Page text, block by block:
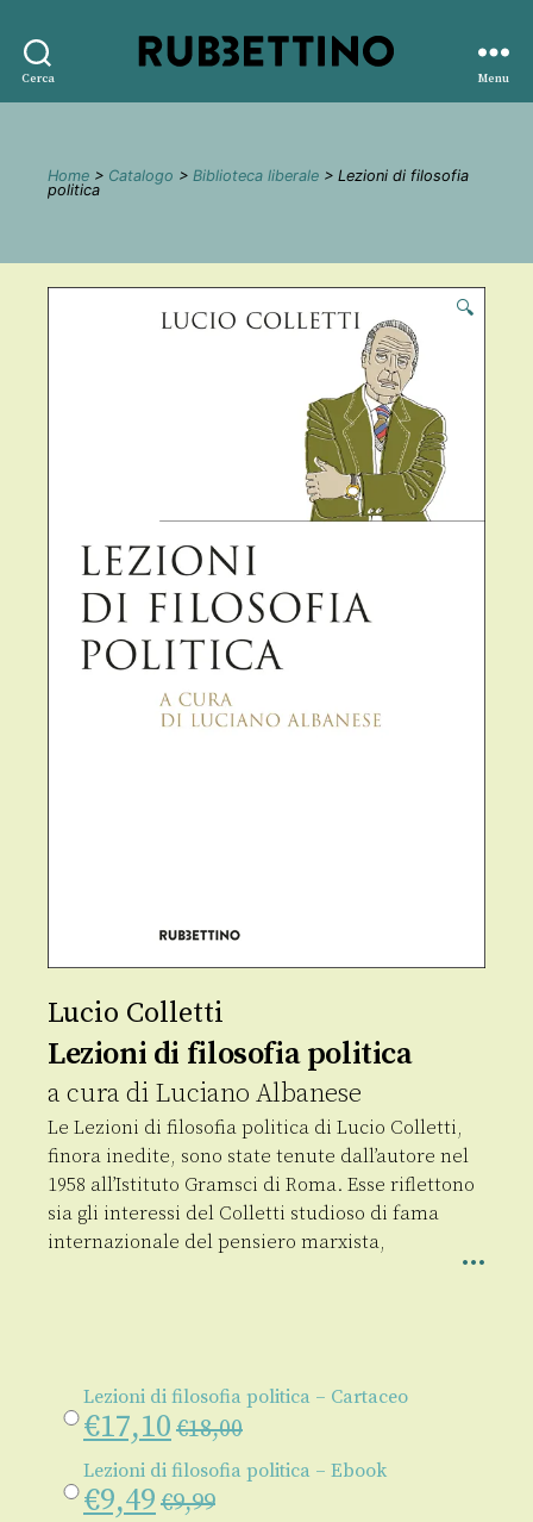
Cerca
editore
Menu
Home > Catalogo > Biblioteca liberale > Lezioni di filosofia
politica
🔍
Lucio Colletti
Lezioni di filosofia politica
a cura di Luciano Albanese
Le Lezioni di filosofia politica di Lucio Colletti,
finora inedite, sono state tenute dall’autore nel
1958 all’Istituto Gramsci di Roma. Esse riflettono
sia gli interessi del Colletti studioso di fama
internazionale del pensiero marxista,
Lezioni di filosofia politica – Cartaceo
€17,10 €18,00
Lezioni di filosofia politica – Ebook
€9,49 €9,99